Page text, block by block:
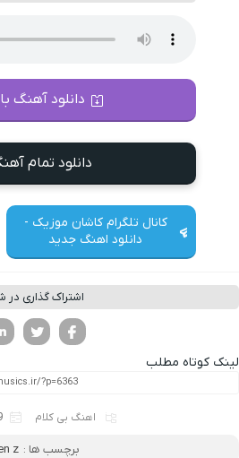
دانلود آهنگ با
دانلود تمام
کانال تلگرام کاشان موزیک -
دانلود اهنگ جدید
اشتراک گذاری در
لینک کوتاه مطلب
اهنگ بی کلام 9
برچسب ها : z